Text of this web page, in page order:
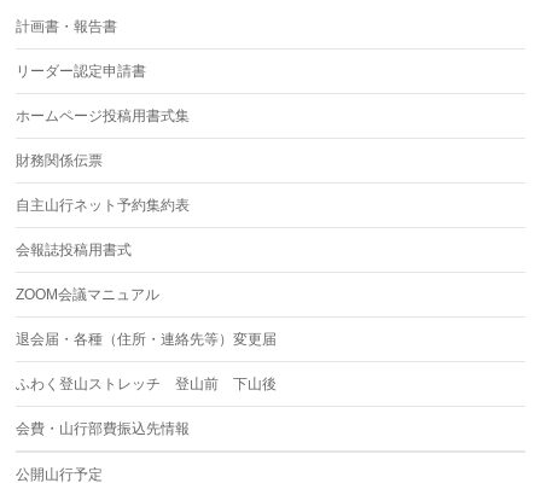
計画書・報告書
リーダー認定申請書
ホームページ投稿用書式集
財務関係伝票
自主山行ネット予約集約表
会報誌投稿用書式
ZOOM会議マニュアル
退会届・各種（住所・連絡先等）変更届
ふわく登山ストレッチ 登山前 下山後
会費・山行部費振込先情報
公開山行予定